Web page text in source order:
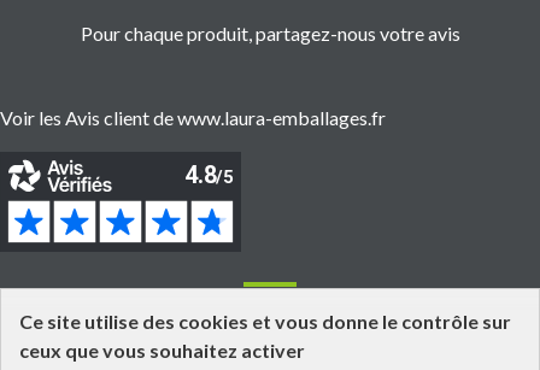
Pour chaque produit, partagez-nous votre avis
Voir les Avis client de www.laura-emballages.fr
Informations
Ce site utilise des cookies et vous donne le contrôle sur
ceux que vous souhaitez activer